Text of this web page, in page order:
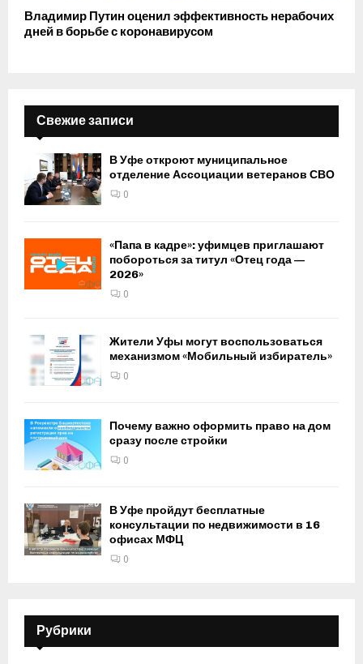
Владимир Путин оценил эффективность нерабочих
дней в борьбе с коронавирусом
Свежие записи
В Уфе откроют муниципальное
отделение Ассоциации ветеранов СВО
0
«Папа в кадре»: уфимцев приглашают
побороться за титул «Отец года —
2026»
0
Жители Уфы могут воспользоваться
механизмом «Мобильный избиратель»
0
Почему важно оформить право на дом
сразу после стройки
0
В Уфе пройдут бесплатные
консультации по недвижимости в 16
офисах МФЦ
0
Рубрики